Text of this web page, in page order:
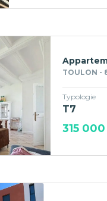
TOULON -
Typologie
T7
315